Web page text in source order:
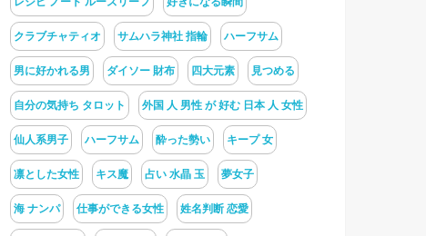
クラブチャティオ サムハラ神社 指輪 ハーフサム
男に好かれる男 ダイソー 財布 四大元素 見つめる
自分の気持ち タロット 外国 人 男性 が 好む 日本 人 女性
仙人系男子 ハーフサム 酔った勢い キープ 女
凛とした女性 キス魔 占い 水晶 玉 夢女子
海 ナンパ 仕事ができる女性 姓名判断 恋愛